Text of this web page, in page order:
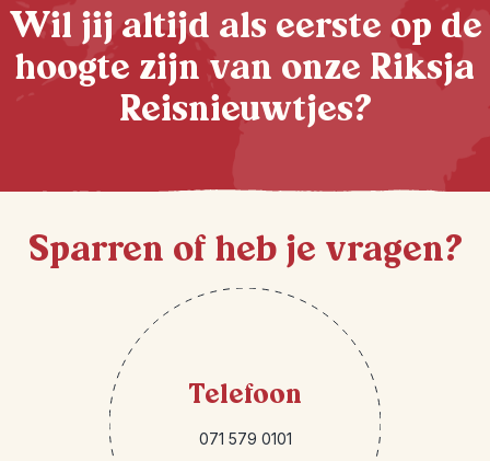
Wil jij altijd als eerste op de
hoogte zijn van onze Riksja
Reisnieuwtjes?
Sparren of heb je vragen?
Telefoon
071 579 0101